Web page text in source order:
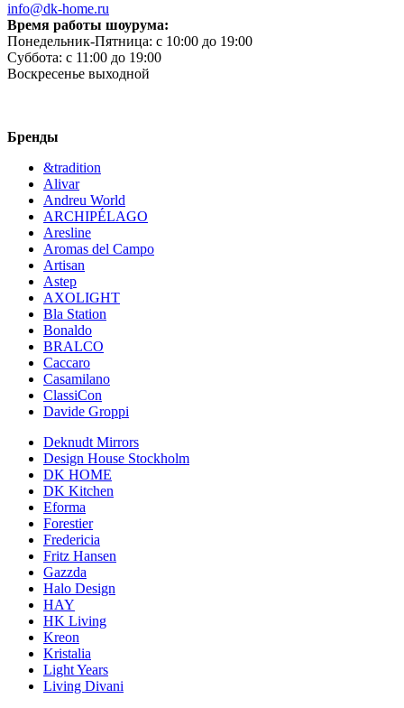
info@dk-home.ru
Время работы шоурума:
Понедельник-Пятница: c 10:00 до 19:00
Суббота: c 11:00 до 19:00
Воскресенье выходной
Бренды
&tradition
Alivar
Andreu World
ARCHIPÉLAGO
Aresline
Aromas del Campo
Artisan
Astep
AXOLIGHT
Bla Station
Bonaldo
BRALCO
Caccaro
Casamilano
ClassiCon
Davide Groppi
Deknudt Mirrors
Design House Stockholm
DK HOME
DK Kitchen
Eforma
Forestier
Fredericia
Fritz Hansen
Gazzda
Halo Design
HAY
HK Living
Kreon
Kristalia
Light Years
Living Divani